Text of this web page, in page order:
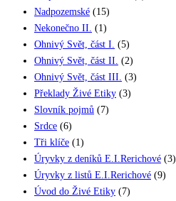
Nadpozemské (15)
Nekonečno II. (1)
Ohnivý Svět, část I. (5)
Ohnivý Svět, část II. (2)
Ohnivý Svět, část III. (3)
Překlady Živé Etiky (3)
Slovník pojmů (7)
Srdce (6)
Tři klíče (1)
Úryvky z deníků E.I.Rerichové (3)
Úryvky z listů E.I.Rerichové (9)
Úvod do Živé Etiky (7)